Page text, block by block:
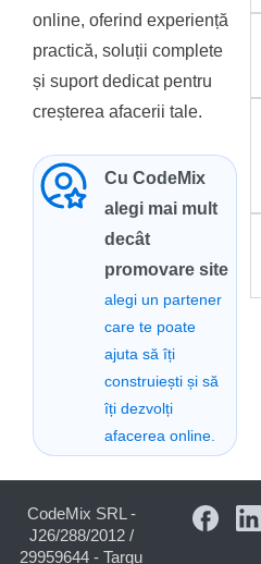
online, oferind experiență
practică, soluții complete
și suport dedicat pentru
creșterea afacerii tale.
Cu CodeMix
alegi mai mult
decât
promovare site
alegi un partener
care te poate
ajuta să îți
construiești și să
îți dezvolți
afacerea online.
CodeMix SRL -
J26/288/2012 /
29959644 - Targu